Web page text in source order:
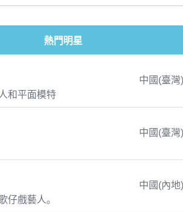
熱門明星
中國(臺灣
和平面模特
中國(臺灣
中國(內地
仔戲藝人。